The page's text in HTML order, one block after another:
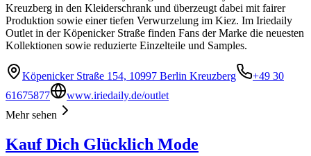
Kreuzberg in den Kleiderschrank und überzeugt dabei mit fairer
Produktion sowie einer tiefen Verwurzelung im Kiez. Im Iriedaily
Outlet in der Köpenicker Straße finden Fans der Marke die neuesten
Kollektionen sowie reduzierte Einzelteile und Samples.
Köpenicker Straße 154, 10997 Berlin Kreuzberg
+49 30
61675877
www.iriedaily.de/outlet
Mehr sehen
Kauf Dich Glücklich Mode